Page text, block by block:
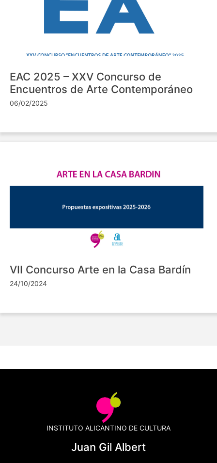
EAC 2025 – XXV Concurso de
Encuentros de Arte Contemporáneo
06/02/2025
VII Concurso Arte en la Casa Bardín
24/10/2024
INSTITUTO ALICANTINO DE CULTURA
Juan Gil Albert